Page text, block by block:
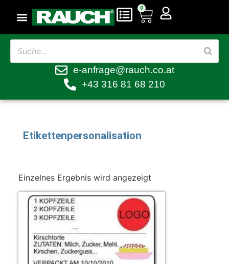
0
e-anfrage@rauch.co.at
+43 316 81 68 210
Etikettenpersonalisation
Einzelnes Ergebnis wird angezeigt